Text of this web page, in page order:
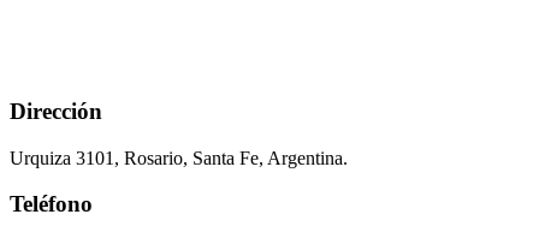
Dirección
Urquiza 3101, Rosario, Santa Fe, Argentina.
Teléfono